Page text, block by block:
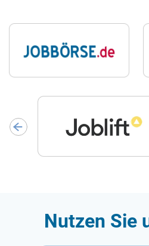
Nutzen Sie